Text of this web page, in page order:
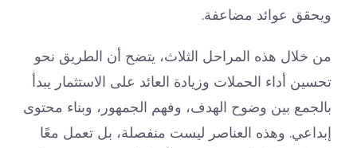
ويحقق عوائد مضاعفة.
من خلال هذه المراحل الثلاث، يتضح أن الطريق نحو
تحسين أداء الحملات وزيادة العائد على الاستثمار يبدأ
بالجمع بين وضوح الهدف، وفهم الجمهور، وبناء محتوى
إبداعي. وهذه العناصر ليست منفصلة، بل تعمل معًا